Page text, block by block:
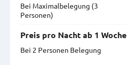
Bei Maximal­belegung (3
Personen)
Preis pro Nacht ab 1 Woche
Bei 2 Personen Belegung